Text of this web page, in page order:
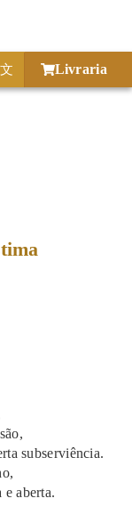
Livraria
subserviência.
aberta.